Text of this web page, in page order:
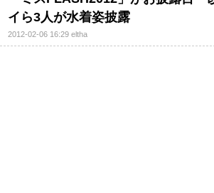
イら3人が水着姿披露
2012-02-06 16:29eltha